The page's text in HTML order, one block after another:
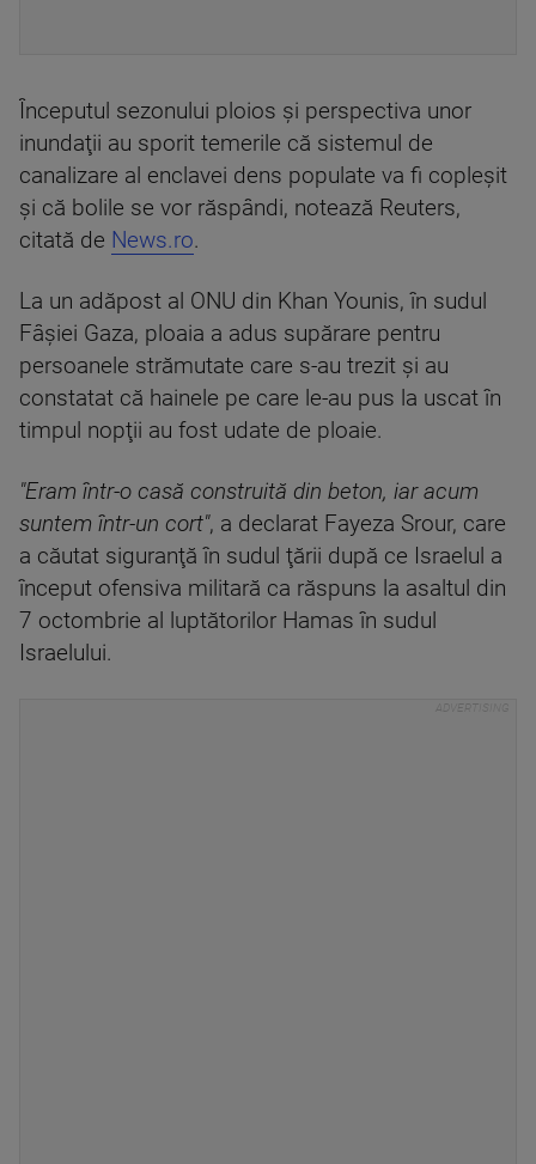
Începutul sezonului ploios şi perspectiva unor
inundaţii au sporit temerile că sistemul de
canalizare al enclavei dens populate va fi copleşit
şi că bolile se vor răspândi, notează Reuters,
citată de News.ro.
La un adăpost al ONU din Khan Younis, în sudul
Fâşiei Gaza, ploaia a adus supărare pentru
persoanele strămutate care s-au trezit şi au
constatat că hainele pe care le-au pus la uscat în
timpul nopţii au fost udate de ploaie.
"Eram într-o casă construită din beton, iar acum
suntem într-un cort", a declarat Fayeza Srour, care
a căutat siguranţă în sudul ţării după ce Israelul a
început ofensiva militară ca răspuns la asaltul din
7 octombrie al luptătorilor Hamas în sudul
Israelului.